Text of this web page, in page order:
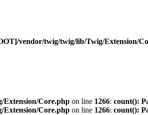
vendor/twig/twig/lib/Twig/Extension/
Core.php on line 1266: count():
Core.php on line 1266: count():